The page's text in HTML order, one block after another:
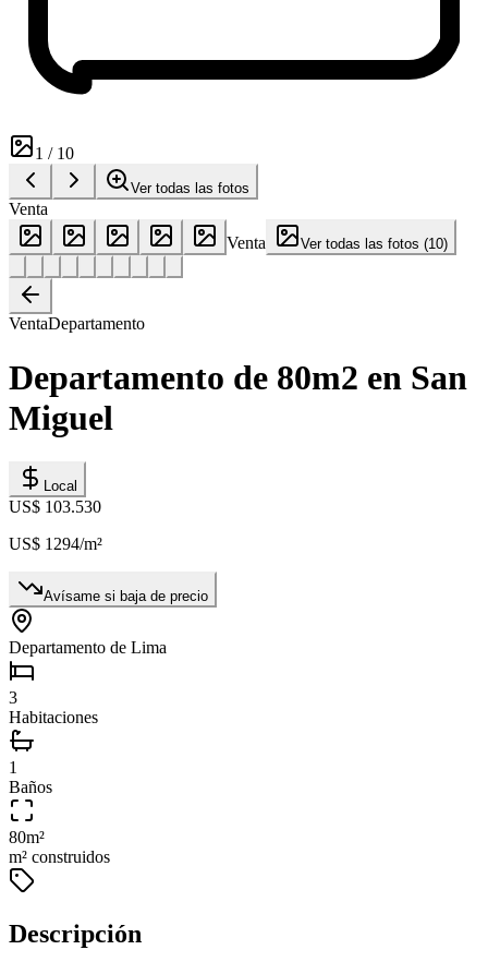
1 / 10
Ver todas las fotos
Venta
Venta
Ver todas las fotos (10)
VentaDepartamento
Departamento de 80m2 en San
Miguel
Local
US$ 103.530
US$ 1294/m²
Avísame si baja de precio
Departamento de Lima
3
Habitaciones
1
Baños
80m²
m² construidos
Descripción